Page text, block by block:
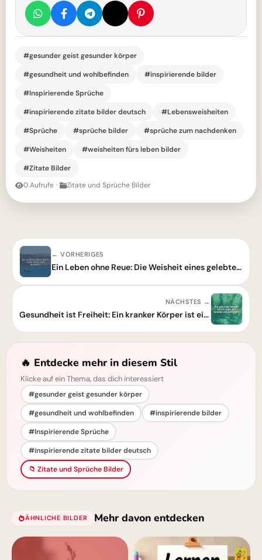
#gesunder geist gesunder körper
#gesundheit und wohlbefinden
#inspirierende bilder
#Inspirierende Sprüche
#inspirierende zitate bilder deutsch
#Lebensweisheiten
#Sprüche
#sprüche bilder
#sprüche zum nachdenken
#Weisheiten
#weisheiten fürs leben bilder
#Zitate Bilder
0 Aufrufe · Zitate und Sprüche Bilder
← VORHERIGES
Ein Leben ohne Reue: Die Weisheit eines gelebten Moments
NÄCHSTES →
Gesundheit ist Freiheit: Ein kranker Körper ist ein Gefängnis
🔥 Entdecke mehr in diesem Stil
Klicke auf ein Thema, das dich interessiert
#gesunder geist gesunder körper
#gesundheit und wohlbefinden
#inspirierende bilder
#Inspirierende Sprüche
#inspirierende zitate bilder deutsch
📁 Zitate und Sprüche Bilder
ÄHNLICHE BILDER Mehr davon entdecken